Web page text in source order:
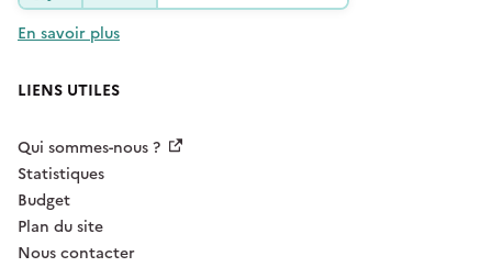
En savoir plus
LIENS UTILES
Qui sommes-nous ?
Statistiques
Budget
Plan du site
Nous contacter